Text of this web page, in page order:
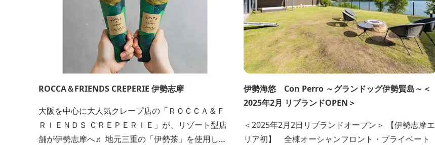
ROCCA＆FRIENDS CREPERIE 伊勢志摩
大阪を中心に大人気クレープ店の「ＲＯＣＣＡ＆Ｆ
ＲＩＥＮＤＳ ＣＲＥＰＥＲＩＥ」が、リゾート型店
舗が伊勢志摩へ♬ 地元三重の「伊勢茶」を使用し
伊勢海悠 Con Perro ～グランドッグ伊勢賢島～＜
2025年2月 リブランドOPEN＞
＜2025年2月2日リブランドオープン＞ 【伊勢志摩エ
リア初】 全棟オーシャンフロント・プライベート